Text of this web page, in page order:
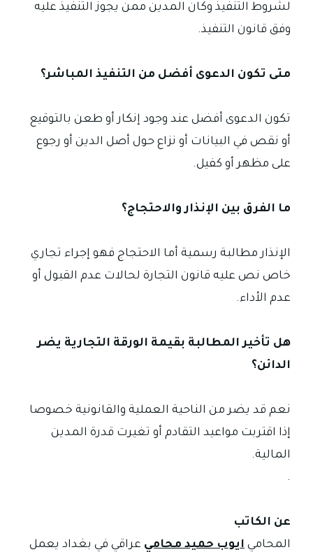
لشروط التنفيذ وكان المدين ممن يجوز التنفيذ عليه
وفق قانون التنفيذ.
متى تكون الدعوى أفضل من التنفيذ المباشر؟
تكون الدعوى أفضل عند وجود إنكار أو طعن بالتوقيع
أو نقص في البيانات أو نزاع حول أصل الدين أو رجوع
على مظهر أو كفيل.
ما الفرق بين الإنذار والاحتجاج؟
الإنذار مطالبة رسمية أما الاحتجاج فهو إجراء تجاري
خاص نص عليه قانون التجارة لحالات عدم القبول أو
عدم الأداء.
هل تأخير المطالبة بقيمة الورقة التجارية يضر
الدائن؟
نعم قد يضر من الناحية العملية والقانونية خصوصا
إذا اقتربت مواعيد التقادم أو تغيرت قدرة المدين
المالية.
.
عن الكاتب
المحامي ايوب حميد محامي عراقي في بغداد يعمل